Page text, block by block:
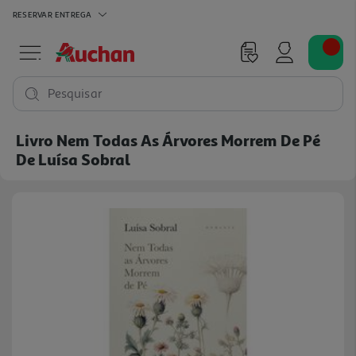
RESERVAR ENTREGA
Pesquisar
Livro Nem Todas As Árvores Morrem De Pé
De Luísa Sobral